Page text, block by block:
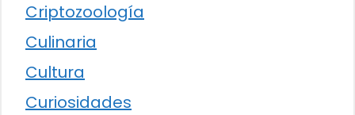
Criptozoología
Culinaria
Cultura
Curiosidades